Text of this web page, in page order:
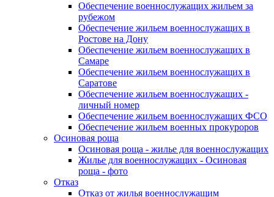
Обеспечение военнослужащих жильем за
рубежом
Обеспечение жильем военнослужащих в
Ростове на Дону
Обеспечение жильем военнослужащих в
Самаре
Обеспечение жильем военнослужащих в
Саратове
Обеспечение жильем военнослужащих -
личный номер
Обеспечение жильем военнослужащих ФСО
Обеспечение жильем военных прокуроров
Осиновая роща
Осиновая роща - жилье для военнослужащих
Жилье для военнослужащих - Осиновая
роща - фото
Отказ
Отказ от жилья военнослужащим